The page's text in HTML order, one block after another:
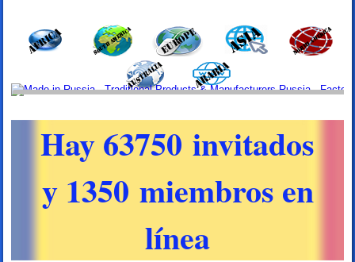
Hay 63750 invitados
y 1350 miembros en
línea